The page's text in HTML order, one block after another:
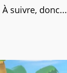
À suivre, donc...